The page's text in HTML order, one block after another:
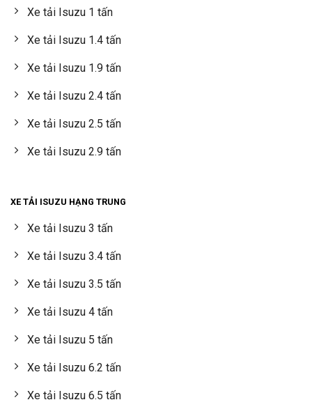
Xe tải Isuzu 1 tấn
Xe tải Isuzu 1.4 tấn
Xe tải Isuzu 1.9 tấn
Xe tải Isuzu 2.4 tấn
Xe tải Isuzu 2.5 tấn
Xe tải Isuzu 2.9 tấn
XE TẢI ISUZU HẠNG TRUNG
Xe tải Isuzu 3 tấn
Xe tải Isuzu 3.4 tấn
Xe tải Isuzu 3.5 tấn
Xe tải Isuzu 4 tấn
Xe tải Isuzu 5 tấn
Xe tải Isuzu 6.2 tấn
Xe tải Isuzu 6.5 tấn